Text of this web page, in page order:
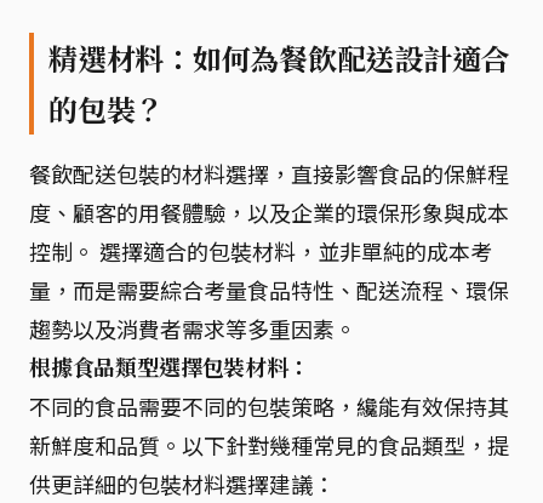
精選材料：如何為餐飲配送設計適合
的包裝？
餐飲配送包裝的材料選擇，直接影響食品的保鮮程
度、顧客的用餐體驗，以及企業的環保形象與成本
控制。 選擇適合的包裝材料，並非單純的成本考
量，而是需要綜合考量食品特性、配送流程、環保
趨勢以及消費者需求等多重因素。
根據食品類型選擇包裝材料：
不同的食品需要不同的包裝策略，纔能有效保持其
新鮮度和品質。以下針對幾種常見的食品類型，提
供更詳細的包裝材料選擇建議：